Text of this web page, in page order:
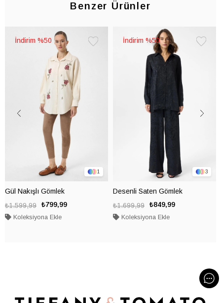
Benzer Ürünler
1
Gül Nakışlı Gömlek
₺799,99
₺1.599,99
Koleksiyona Ekle
%50
3
Desenli Saten Gömlek
₺849,99
₺1.699,99
Koleksiyona Ekle
%50